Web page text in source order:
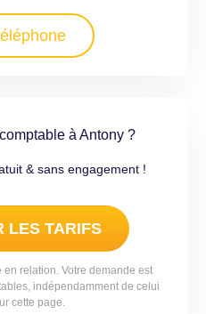
à Antony ?
& sans engagement !
LES TARIFS
relation. Votre demande est
indépendamment de celui
cette page.